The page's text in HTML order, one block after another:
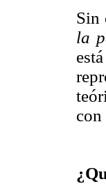
Sin
la
con